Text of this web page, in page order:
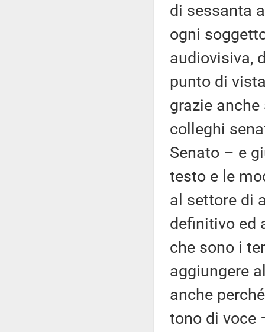
di sessanta
ogni
audiovisiva,
punto di
grazie
colleghi
Senato – e
testo e le
al settore di
definitivo ed
che sono i
aggiungere
anche
tono di voce